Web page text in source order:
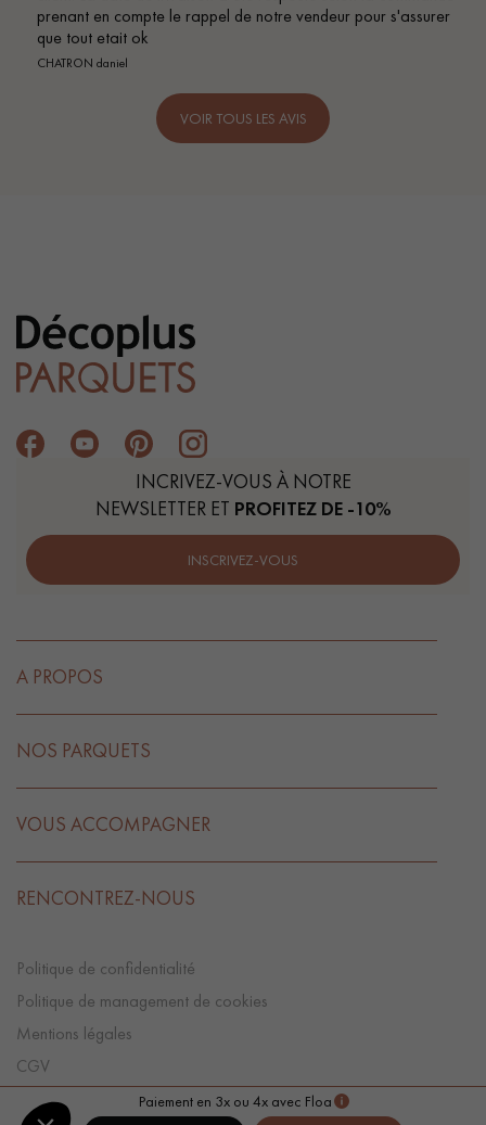
Paiement en 3x ou 4x avec Floa
prenant en compte le rappel de notre vendeur pour s'assurer
que tout etait ok
CHATRON daniel
VOIR TOUS LES AVIS
INCRIVEZ-VOUS À NOTRE
NEWSLETTER ET PROFITEZ DE -10%
INSCRIVEZ-VOUS
A PROPOS
NOS PARQUETS
VOUS ACCOMPAGNER
RENCONTREZ-NOUS
Politique de confidentialité
Politique de management de cookies
Mentions légales
CGV
Préférences Cookies